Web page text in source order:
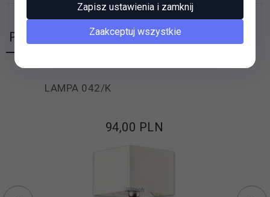
Polecamy
LAMPA 042/K
94,00 PLN
Zapisz ustawienia i zamknij
Zaakceptuj wszystkie